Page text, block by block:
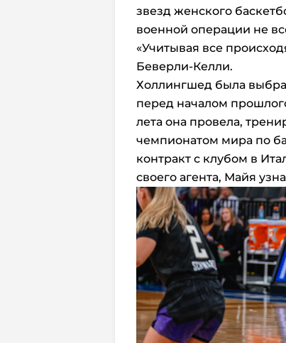
звезд женского
военной операции не
«Учитывая все
Беверли-Келли.
Холлингшед была
перед началом прошлого
лета она провела,
чемпионатом мира по
контракт с клубом в
своего агента, Майя